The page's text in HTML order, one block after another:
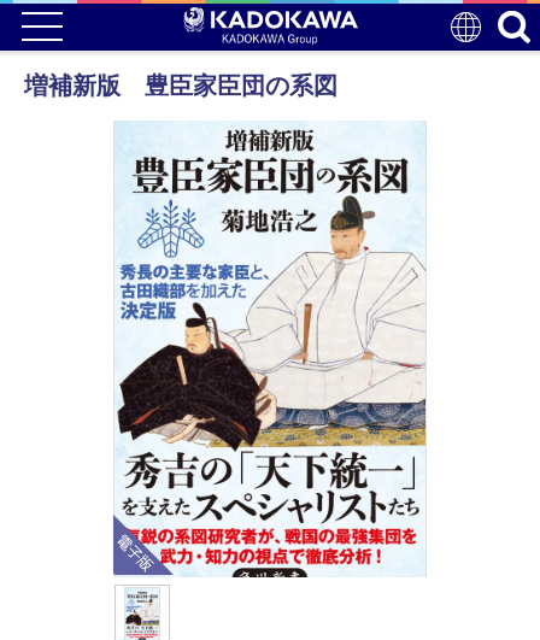
増補新版 豊臣家臣団の系図
電子版